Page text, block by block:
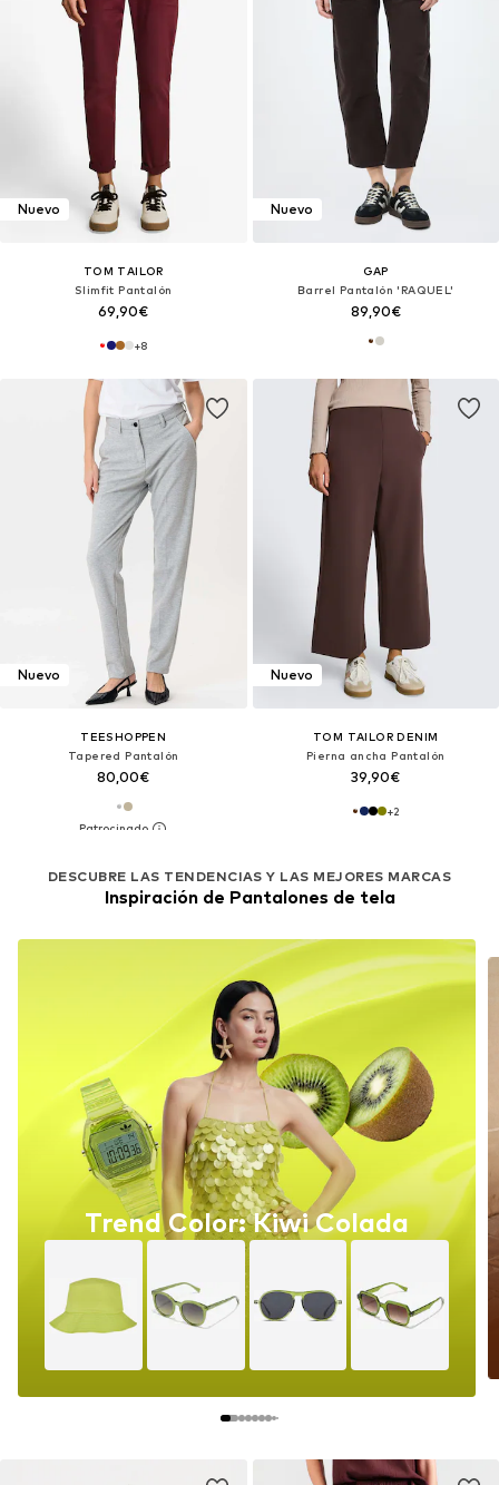
Nuevo
TOM TAILOR
Slimfit Pantalón
69,90€
+8
Nuevo
GAP
Barrel Pantalón 'RAQUEL'
89,90€
Nuevo
TEESHOPPEN
Tapered Pantalón
80,00€
Nuevo
TOM TAILOR DENIM
Pierna ancha Pantalón
39,90€
+2
DESCUBRE LAS TENDENCIAS Y LAS MEJORES MARCAS
Inspiración de Pantalones de tela
Trend Color: Kiwi Colada